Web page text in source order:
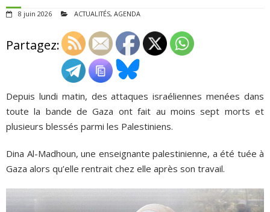
QUI SOMMES-NOUS ?
ADHÉSIONS, DONS, CONTACT
8 juin 2026 ACTUALITÉS, AGENDA
Partagez:
Depuis lundi matin, des attaques israéliennes menées dans
toute la bande de Gaza ont fait au moins sept morts et
plusieurs blessés parmi les Palestiniens.
Dina Al-Madhoun, une enseignante palestinienne, a été tuée à
Gaza alors qu’elle rentrait chez elle après son travail.